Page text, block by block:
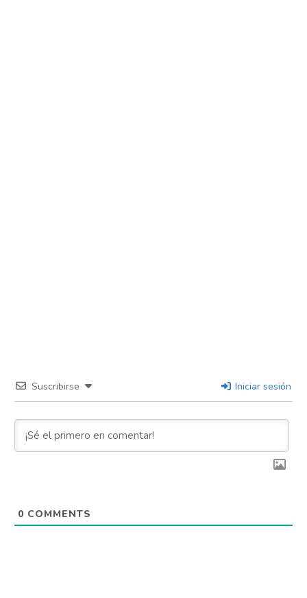
Suscribirse Iniciar sesión
0 COMMENTS